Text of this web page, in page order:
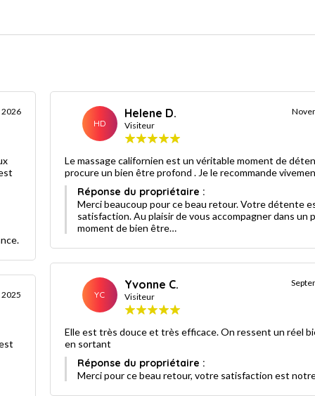
HD
Helene D.
Visiteur
Le massage californien est un véritable moment de
procure un bien être profond . Je le recommande
Réponse du propriétaire :
Merci beaucoup pour ce beau retour. Votre détente
satisfaction. Au plaisir de vous accompagner dans un
moment de bien être…
YC
Yvonne C.
Visiteur
Elle est très douce et très efficace. On ressent un réel
en sortant
Réponse du propriétaire :
Merci pour ce beau retour, votre satisfaction est